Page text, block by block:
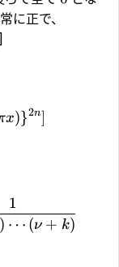
に正で、
x)}2n]
) ⋯ (ν + k)
1